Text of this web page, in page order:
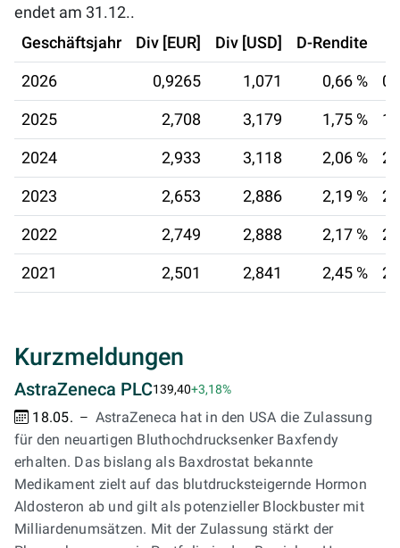
endet am 31.12..
Geschäftsjahr
Div [EUR] Div [USD] D-Rendite
2026 0,9265 1,071 0,66 %
2025 2,708 3,179 1,75 %
2024 2,933 3,118 2,06 %
2023 2,653 2,886 2,19 %
2022 2,749 2,888 2,17 %
2021 2,501 2,841 2,45 %
Kurzmeldungen
AstraZeneca PLC139,40+3,18%
18.05.
AstraZeneca hat in den USA die Zulassung
für den neuartigen Bluthochdrucksenker Baxfendy
erhalten. Das bislang als Baxdrostat bekannte
Medikament zielt auf das blutdrucksteigernde Hormon
Aldosteron ab und gilt als potenzieller Blockbuster mit
Milliardenumsätzen. Mit der Zulassung stärkt der